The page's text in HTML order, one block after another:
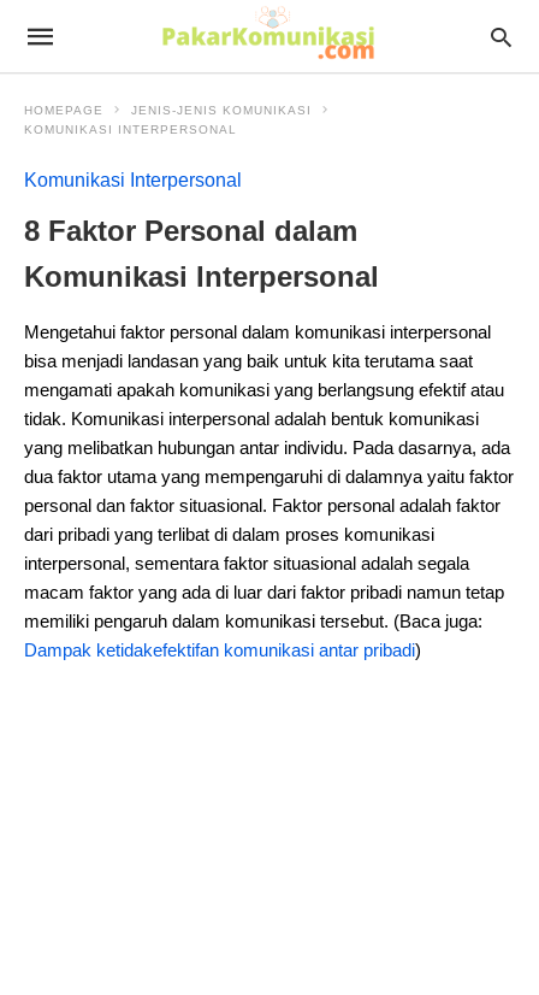
HOMEPAGE
JENIS-JENIS KOMUNIKASI
KOMUNIKASI INTERPERSONAL
Komunikasi Interpersonal
8 Faktor Personal dalam
Komunikasi Interpersonal
Mengetahui faktor personal dalam komunikasi interpersonal
bisa menjadi landasan yang baik untuk kita terutama saat
mengamati apakah komunikasi yang berlangsung efektif atau
tidak. Komunikasi interpersonal adalah bentuk komunikasi
yang melibatkan hubungan antar individu. Pada dasarnya, ada
dua faktor utama yang mempengaruhi di dalamnya yaitu faktor
personal dan faktor situasional. Faktor personal adalah faktor
dari pribadi yang terlibat di dalam proses komunikasi
interpersonal, sementara faktor situasional adalah segala
macam faktor yang ada di luar dari faktor pribadi namun tetap
memiliki pengaruh dalam komunikasi tersebut. (Baca juga:
Dampak ketidakefektifan komunikasi antar pribadi)